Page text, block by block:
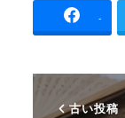
-
古い投稿